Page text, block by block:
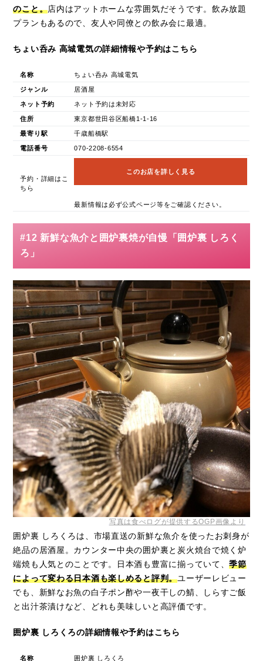
のこと。店内はアットホームな雰囲気だそうです。飲み放題
プランもあるので、友人や同僚との飲み会に最適。
ちょい呑み 高城電気の詳細情報や予約はこちら
名称 ちょい呑み 高城電気
ジャンル 居酒屋
ネット予約 ネット予約は未対応
住所 東京都世田谷区船橋1-1-16
最寄り駅 千歳船橋駅
電話番号 070-2208-6554
予約・詳細はこ
ちら
このお店を詳しく見る
最新情報は必ず公式ページ等をご確認ください。
#12 新鮮な魚介と囲炉裏焼が自慢「囲炉裏 しろく
ろ」
写真は食べログが提供するOGP画像より
囲炉裏 しろくろは、市場直送の新鮮な魚介を使ったお刺身が
絶品の居酒屋。カウンター中央の囲炉裏と炭火焼台で焼く炉
端焼も人気とのことです。日本酒も豊富に揃っていて、季節
によって変わる日本酒も楽しめると評判。ユーザーレビュー
でも、新鮮なお魚の白子ポン酢や一夜干しの鯖、しらすご飯
と出汁茶漬けなど、どれも美味しいと高評価です。
囲炉裏 しろくろの詳細情報や予約はこちら
名称 囲炉裏 しろくろ